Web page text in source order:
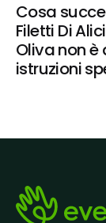
Cosa
Filetti Di
Oliva non
istruzioni